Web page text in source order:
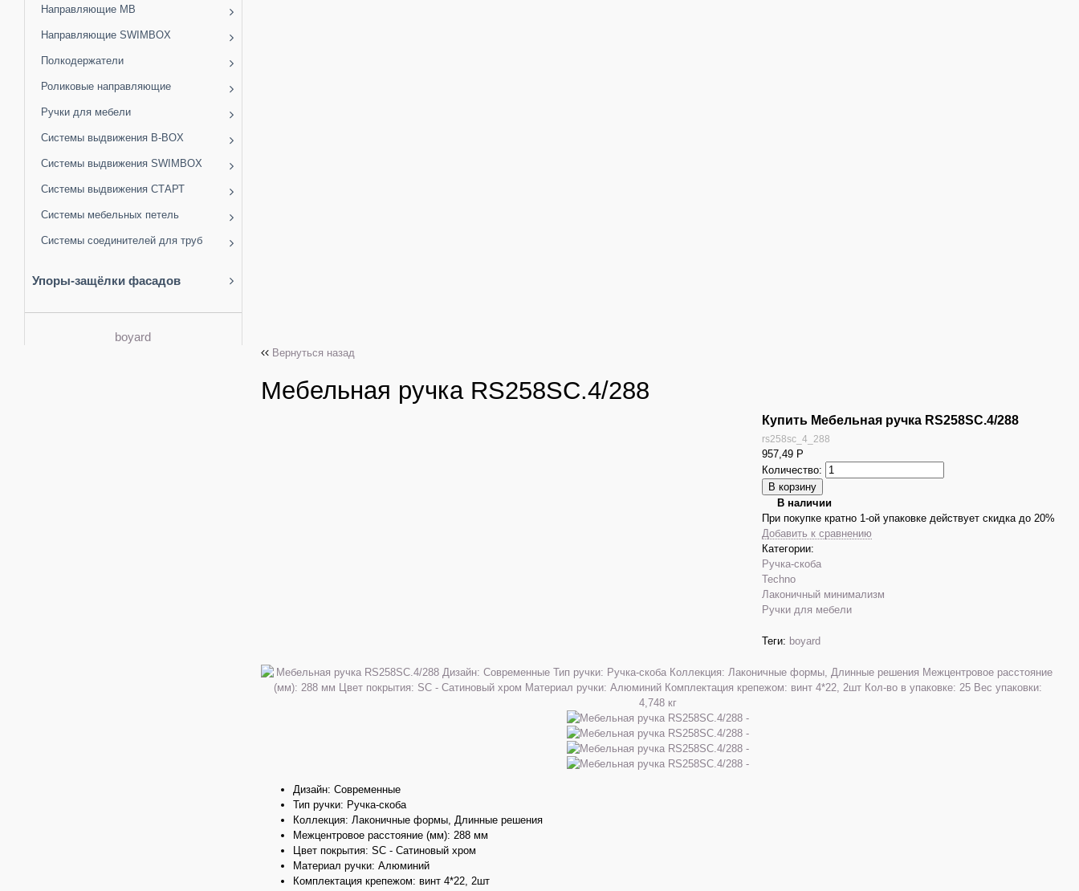
Направляющие MB
Направляющие SWIMBOX
Полкодержатели
Роликовые направляющие
Ручки для мебели
Системы выдвижения B-BOX
Системы выдвижения SWIMBOX
Системы выдвижения СТАРТ
Системы мебельных петель
Системы соединителей для труб
Упоры-защёлки фасадов
boyard
Вернуться назад
Мебельная ручка RS258SC.4/288
Купить Мебельная ручка RS258SC.4/288
rs258sc_4_288
957,49 Р
Количество:
В наличии
При покупке кратно 1-ой упаковке действует скидка до 20%
Добавить к сравнению
Категории:
Ручка-скоба
Techno
Лаконичный минимализм
Ручки для мебели
Теги: boyard
Дизайн: Современные
Тип ручки: Ручка-скоба
Коллекция: Лаконичные формы, Длинные решения
Межцентровое расстояние (мм): 288 мм
Цвет покрытия: SC - Сатиновый хром
Материал ручки: Алюминий
Комплектация крепежом: винт 4*22, 2шт